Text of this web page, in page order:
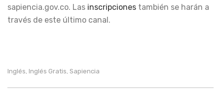
sapiencia.gov.co. Las inscripciones también se harán a
través de este último canal.
Inglés, Inglés Gratis, Sapiencia